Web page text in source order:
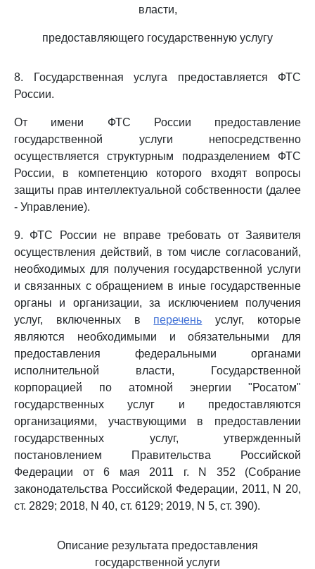
власти,
предоставляющего государственную услугу
8. Государственная услуга предоставляется ФТС
России.
От имени ФТС России предоставление
государственной услуги непосредственно
осуществляется структурным подразделением ФТС
России, в компетенцию которого входят вопросы
защиты прав интеллектуальной собственности (далее
- Управление).
9. ФТС России не вправе требовать от Заявителя
осуществления действий, в том числе согласований,
необходимых для получения государственной услуги
и связанных с обращением в иные государственные
органы и организации, за исключением получения
услуг, включенных в перечень услуг, которые
являются необходимыми и обязательными для
предоставления федеральными органами
исполнительной власти, Государственной
корпорацией по атомной энергии "Росатом"
государственных услуг и предоставляются
организациями, участвующими в предоставлении
государственных услуг, утвержденный
постановлением Правительства Российской
Федерации от 6 мая 2011 г. N 352 (Собрание
законодательства Российской Федерации, 2011, N 20,
ст. 2829; 2018, N 40, ст. 6129; 2019, N 5, ст. 390).
Описание результата предоставления
государственной услуги